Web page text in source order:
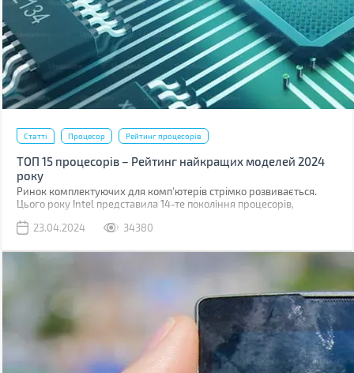
Статті Процесор Рейтинг процесорів
ТОП 15 процесорів – Рейтинг найкращих моделей 2024
року
Ринок комплектуючих для комп'ютерів стрімко розвивається.
Цього року Intel представила 14-те покоління процесорів,
рішення для платформ з підтримкою шини обміну даними PCI 5.0
23.04.2024 34380